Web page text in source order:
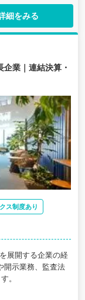
細をみる
業｜連結決算・
ス制度あり
展開する企業の経
開示業務、監査法
。